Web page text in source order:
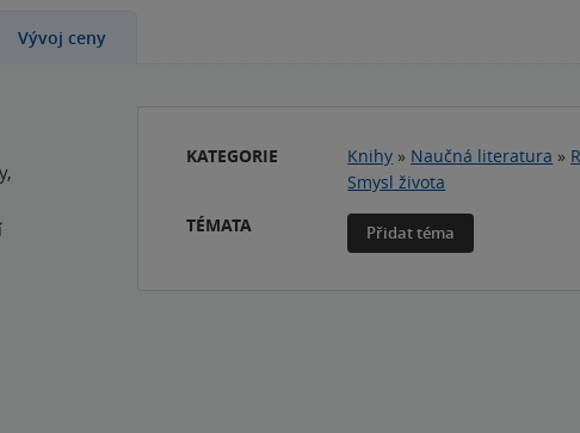
Vývoj ceny
KATEGORIE Knihy » Naučná literatura »
Smysl života
TÉMATA
Přidat téma